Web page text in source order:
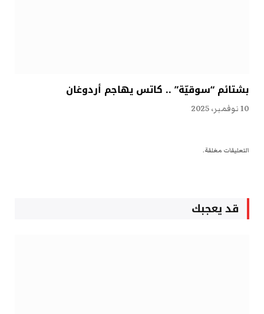
بشتائم “سوقيّة” .. كاتس يهاجم أردوغان
10 نوفمبر، 2025
التعليقات مغلقة.
قد يعجبك